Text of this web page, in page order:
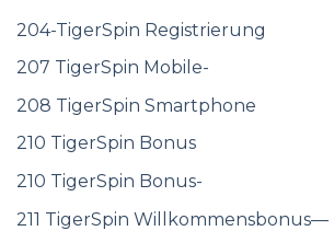
204-TigerSpin Registrierung
207 TigerSpin Mobile-
208 TigerSpin Smartphone
210 TigerSpin Bonus
210 TigerSpin Bonus-
211 TigerSpin Willkommensbonus—